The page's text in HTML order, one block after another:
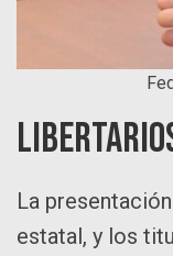
La
estatal, y los